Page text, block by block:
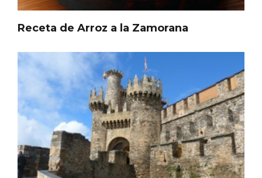
Receta de Arroz a la Zamorana
Los Pueblos más bonitos de España, en
Castilla y León